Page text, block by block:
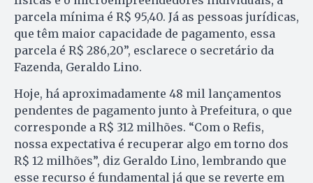
parcela mínima é R$ 95,40. Já as pessoas jurídicas,
que têm maior capacidade de pagamento, essa
parcela é R$ 286,20”, esclarece o secretário da
Fazenda, Geraldo Lino.
Hoje, há aproximadamente 48 mil lançamentos
pendentes de pagamento junto à Prefeitura, o que
corresponde a R$ 312 milhões. “Com o Refis,
nossa expectativa é recuperar algo em torno dos
R$ 12 milhões”, diz Geraldo Lino, lembrando que
esse recurso é fundamental já que se reverte em